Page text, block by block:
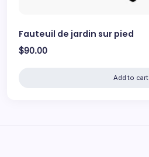
Fauteuil de jardin sur pied
$90.00
Add to cart